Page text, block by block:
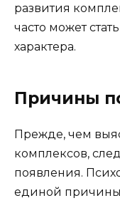
развития
часто может
характера.
Причины
Прежде, чем
комплексов,
появления.
единой причины